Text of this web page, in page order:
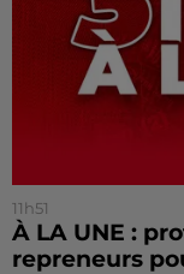
11h51
À LA UNE :
repreneurs